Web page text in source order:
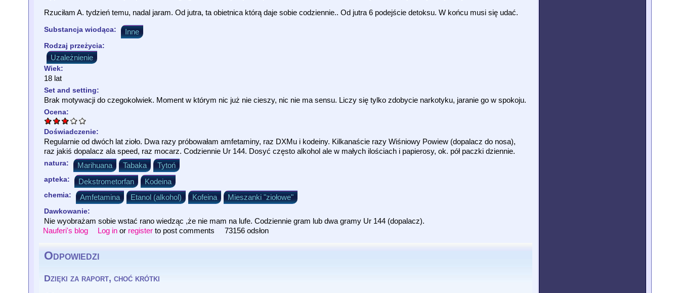
Rzuciłam A. tydzień temu, nadal jaram. Od jutra, ta obietnica którą daje sobie codziennie.. Od jutra 6 podejście detoksu. W końcu musi się udać.
Substancja wiodąca: Inne
Rodzaj przeżycia:
Uzależnienie
Wiek:
18 lat
Set and setting:
Brak motywacji do czegokolwiek. Moment w którym nic już nie cieszy, nic nie ma sensu. Liczy się tylko zdobycie narkotyku, jaranie go w spokoju.
Ocena:
Doświadczenie:
Regularnie od dwóch lat zioło. Dwa razy próbowałam amfetaminy, raz DXMu i kodeiny. Kilkanaście razy Wiśniowy Powiew (dopalacz do nosa),
raz jakiś dopalacz ala speed, raz mocarz. Codziennie Ur 144. Dosyć często alkohol ale w małych ilościach i papierosy, ok. pół paczki dziennie.
natura: Marihuana Tabaka Tytoń
apteka: Dekstrometorfan Kodeina
chemia: Amfetamina Etanol (alkohol) Kofeina Mieszanki "ziołowe"
Dawkowanie:
Nie wyobrażam sobie wstać rano wiedząc ,że nie mam na lufe. Codziennie gram lub dwa gramy Ur 144 (dopalacz).
Nauferi's blog
Log in or register to post comments 73156 odsłon
Odpowiedzi
Dzięki za raport, choć krótki